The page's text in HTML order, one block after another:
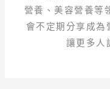
營養、美容營養等
會不定期分享成為
讓更多人